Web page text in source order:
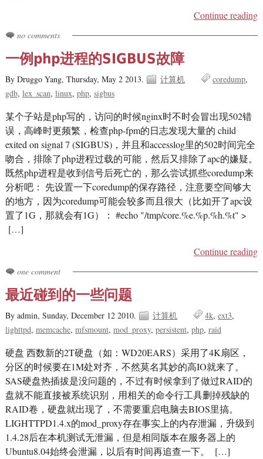
Continue reading
no comments
一例php进程的SIGBUS故障
By Druggo Yang, Thursday, May 2 2013. 计算机
coredump
gdb lex_scan linux php sigbus
某个子站是php写的，访问的时候nginx时不时会冒出现502错
误，高峰时更频繁，检查php-fpm的日志发现大量的 child
exited on signal 7 (SIGBUS)，并且和accesslog里的502时间完全
吻合，排除了php进程过载的可能，然后又排除了apc的嫌疑。
既然php进程是收到信号后死亡的，那么尝试抓些coredump来
分析吧： 先设置一下coredump的保存路径，注意要空间够大
的地方，因为coredump可能会较多而且很大（比如开了apc设
置了1G，那就会有1G）： #echo "/tmp/core.%e.%p.%h.%t" >
[…]
Continue reading
one comment
最近碰到的一些问题
By admin, Sunday, December 12 2010. 计算机 4k ext3
lighttpd memcache mfsmount mod_proxy persistent php raid
硬盘 西数新的2T硬盘（如：WD20EARS）采用了4K扇区，
分区的时候要在1M处对齐，不然莫名其妙的高IO就来了。
SAS硬盘热插拔是没问题的，不过有时候拿到了做过RAID的
盘就不能直接被系统识别，用相关的命令行工具删掉残缺的
RAID卷，硬盘就出现了，不需要重启电脑去BIOS里搞。
LIGHTTPD1.4.x的mod_proxy存在事实上的内存泄漏，升级到
1.4.28后在本机测试无泄漏，但是相同版本在服务器上的
Ubuntu8.04始终会泄漏，以后有时间再追查一下。 […]